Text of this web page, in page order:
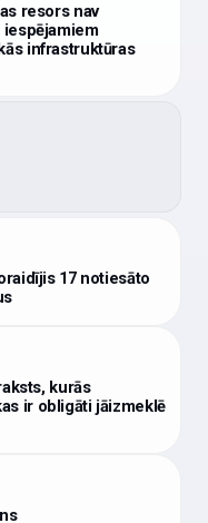
resors nav
infrastruktūras
17 notiesāto
kurās
ir obligāti jāizmeklē